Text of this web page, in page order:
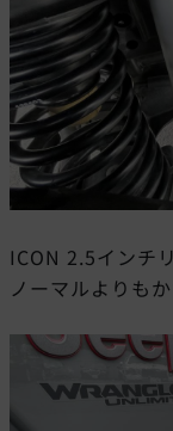
ICON 2.5インチ
ノーマルよりも